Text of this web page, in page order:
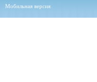
Мобильная версия